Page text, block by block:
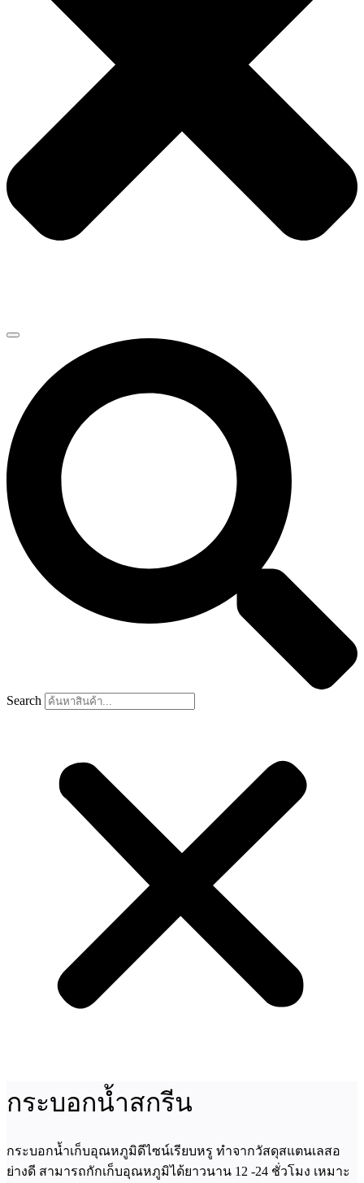
Search
กระบอกน้ำสกรีน
กระบอกน้ำเก็บอุณหภูมิดีไซน์เรียบหรู ทำจากวัสดุสแตนเลสอ
ย่างดี สามารถกักเก็บอุณหภูมิได้ยาวนาน 12 -24 ชั่วโมง เหมาะ